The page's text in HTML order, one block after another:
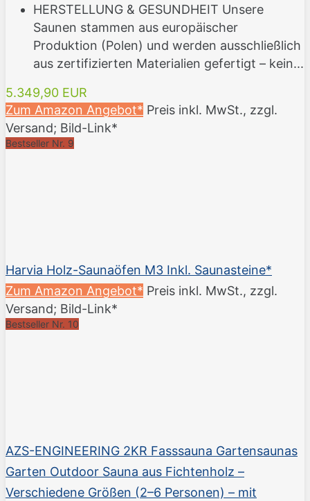
HERSTELLUNG & GESUNDHEIT Unsere
Saunen stammen aus europäischer
Produktion (Polen) und werden ausschließlich
aus zertifizierten Materialien gefertigt – kein...
5.349,90 EUR
Zum Amazon Angebot* Preis inkl. MwSt., zzgl.
Versand; Bild-Link*
Bestseller Nr. 9
Harvia Holz-Saunaöfen M3 Inkl. Saunasteine*
Zum Amazon Angebot* Preis inkl. MwSt., zzgl.
Versand; Bild-Link*
Bestseller Nr. 10
AZS-ENGINEERING 2KR Fasssauna Gartensaunas
Garten Outdoor Sauna aus Fichtenholz –
Verschiedene Größen (2–6 Personen) – mit